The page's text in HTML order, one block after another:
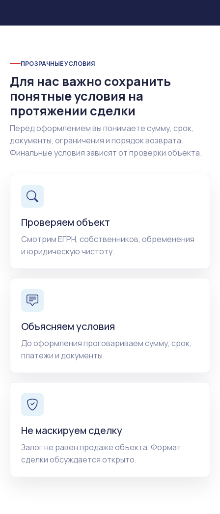
ПРОЗРАЧНЫЕ УСЛОВИЯ
Для нас важно сохранить
понятные условия на
протяжении сделки
Перед оформлением вы понимаете сумму, срок,
документы, ограничения и порядок возврата.
Финальные условия зависят от проверки объекта.
Проверяем объект
Смотрим ЕГРН, собственников, обременения
и юридическую чистоту.
Объясняем условия
До оформления проговариваем сумму, срок,
платежи и документы.
Не маскируем сделку
Залог не равен продаже объекта. Формат
сделки обсуждается открыто.